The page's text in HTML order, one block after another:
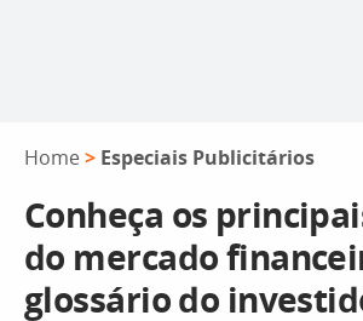
Home > Especiais Publicitários
Conheça os
do mercado
glossário do